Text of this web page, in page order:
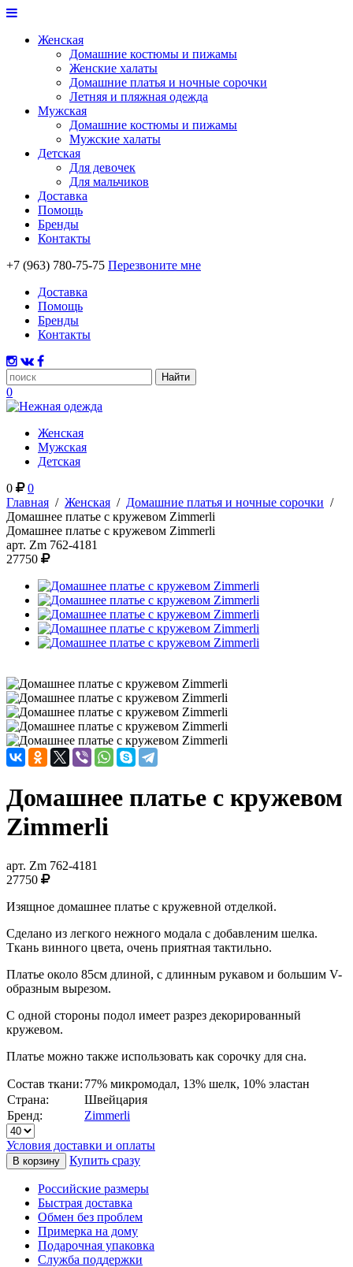
Женская
Домашние костюмы и пижамы
Женские халаты
Домашние платья и ночные сорочки
Летняя и пляжная одежда
Мужская
Домашние костюмы и пижамы
Мужские халаты
Детская
Для девочек
Для мальчиков
Доставка
Помощь
Бренды
Контакты
+7 (963) 780-75-75 Перезвоните мне
Доставка
Помощь
Бренды
Контакты
0
Женская
Мужская
Детская
0
0
Главная / Женская / Домашние платья и ночные сорочки /
Домашнее платье с кружевом Zimmerli
Домашнее платье с кружевом Zimmerli
арт. Zm 762-4181
27750
Домашнее платье с кружевом
Zimmerli
арт. Zm 762-4181
27750
Изящное домашнее платье с кружевной отделкой.
Сделано из легкого нежного модала с добавленим шелка.
Ткань винного цвета, очень приятная тактильно.
Платье около 85см длиной, с длинным рукавом и большим V-
образным вырезом.
С одной стороны подол имеет разрез декорированный
кружевом.
Платье можно также использовать как сорочку для сна.
Состав ткани: 77% микромодал, 13% шелк, 10% эластан
Страна:
Швейцария
Бренд:
Zimmerli
Условия доставки и оплаты
Купить сразу
Российские размеры
Быстрая доставка
Обмен без проблем
Примерка на дому
Подарочная упаковка
Служба поддержки